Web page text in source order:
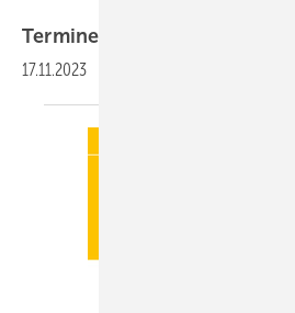
Termine
17.11.2023